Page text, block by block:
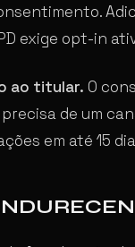
exige opt-in
ao titular. O
de um
em até 15